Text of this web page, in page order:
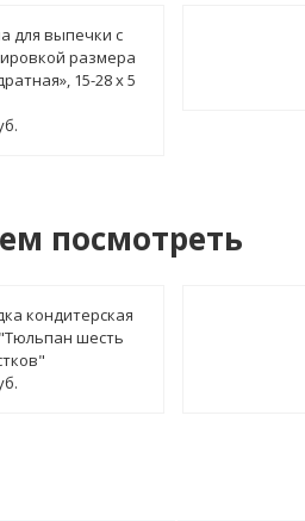
для выпечки с
размера
15-28 х 5
посмотреть
кондитерская
шесть